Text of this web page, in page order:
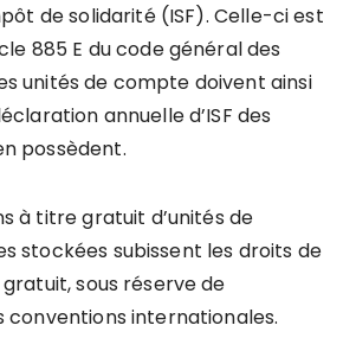
de solidarité (ISF). Celle-ci est
885 E du code général des
unités de compte doivent ainsi
annuelle d’ISF des
possèdent.
à titre gratuit d’unités de
stockées subissent les droits de
sous réserve de
conventions internationales.